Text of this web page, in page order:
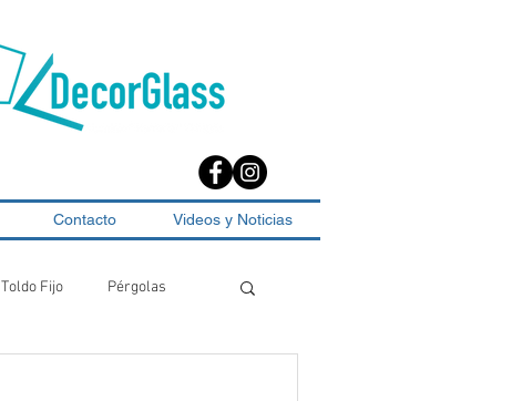
Contacto Videos y Noticias
Toldo Fijo Pérgolas